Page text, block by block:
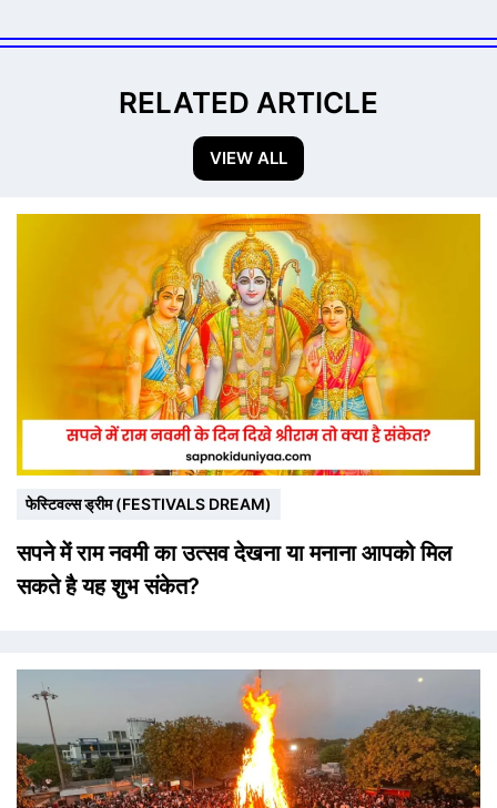
RELATED ARTICLE
VIEW ALL
फेस्टिवल्स ड्रीम (FESTIVALS DREAM)
सपने में राम नवमी का उत्सव देखना या मनाना आपको मिल
सकते है यह शुभ संकेत?